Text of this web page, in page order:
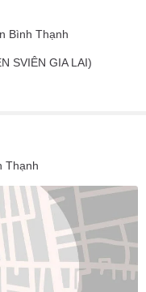
Bình Thạnh
SVIÊN GIA LAI)
Thạnh